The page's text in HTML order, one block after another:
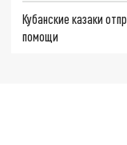
Кубанские казаки
помощи